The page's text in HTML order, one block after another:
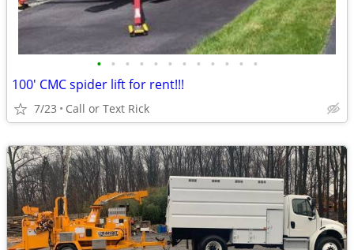
• • • • • • • • • • • •
100' CMC spider lift for rent!!!
7/23 Call or Text Rick